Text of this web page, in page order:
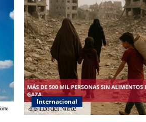
Internacional